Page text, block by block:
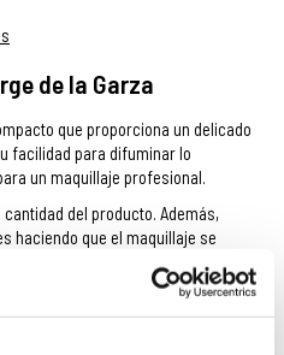
de la Garza
que proporciona un delicado
facilidad para difuminar lo
un maquillaje profesional.
del producto. Además,
haciendo que el maquillaje se